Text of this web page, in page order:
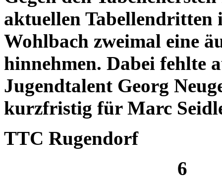
aktuellen Tabellendritten
Wohlbach zweimal eine
hinnehmen. Dabei fehlte
Jugendtalent Georg
kurzfristig für Marc
TTC
6 :